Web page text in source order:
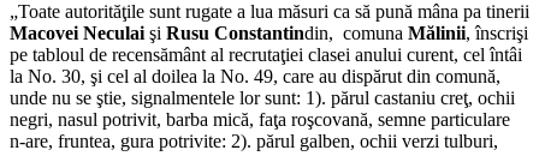
„Toate autorităţile sunt rugate a lua măsuri ca să pună mâna pa tinerii
Macovei Neculai şi Rusu Constantindin, comuna Mălinii, înscrişi
pe tabloul de recensământ al recrutaţiei clasei anului curent, cel întâi
la No. 30, şi cel al doilea la No. 49, care au dispărut din comună,
unde nu se ştie, signalmentele lor sunt: 1). părul castaniu creţ, ochii
negri, nasul potrivit, barba mică, faţa roşcovană, semne particulare
n-are, fruntea, gura potrivite: 2). părul galben, ochii verzi tulburi,